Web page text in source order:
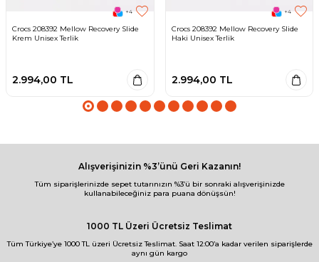
+4
Crocs 208392 Mellow Recovery Slide
Krem Unisex Terlik
2.994,00 TL
+4
Crocs 208392 Mellow Recovery Slide
Haki Unisex Terlik
2.994,00 TL
Alışverişinizin %3’ünü Geri Kazanın!
Tüm siparişlerinizde sepet tutarınızın %3’ü bir sonraki alışverişinizde
kullanabileceğiniz para puana dönüşsün!
1000 TL Üzeri Ücretsiz Teslimat
Tüm Türkiye’ye 1000 TL üzeri Ücretsiz Teslimat. Saat 12:00’a kadar verilen siparişlerde
aynı gün kargo